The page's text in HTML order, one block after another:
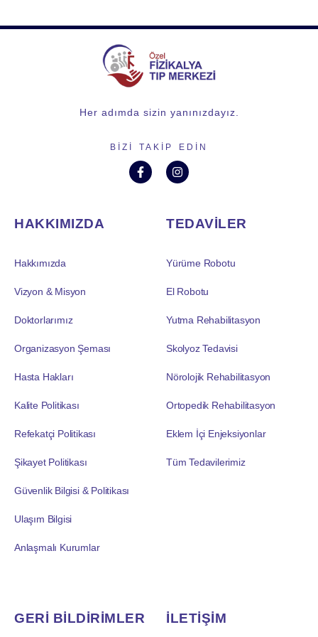
Her adımda sizin yanınızdayız.
BIZI TAKIP EDIN
HAKKIMIZDA
Hakkımızda
Vizyon & Misyon
Doktorlarımız
Organizasyon Şeması
Hasta Hakları
Kalite Politikası
Refekatçi Politikası
Şikayet Politikası
Güvenlik Bilgisi & Politikası
Ulaşım Bilgisi
Anlaşmalı Kurumlar
TEDAVİLER
Yürüme Robotu
El Robotu
Yutma Rehabilitasyon
Skolyoz Tedavisi
Nörolojik Rehabilitasyon
Ortopedik Rehabilitasyon
Eklem İçi Enjeksiyonlar
Tüm Tedavilerimiz
GERİ BİLDİRİMLER İLETİŞİM